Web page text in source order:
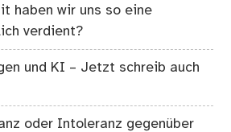
haben wir uns so eine
verdient?
und KI – Jetzt schreib auch
oder Intoleranz gegenüber